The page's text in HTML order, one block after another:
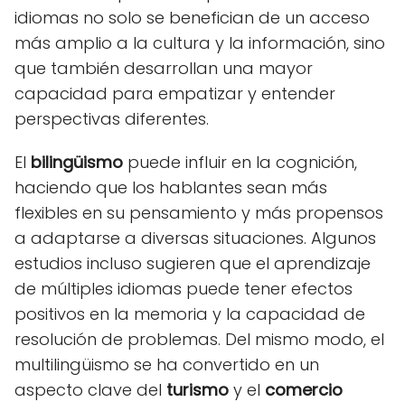
idiomas no solo se benefician de un acceso
más amplio a la cultura y la información, sino
que también desarrollan una mayor
capacidad para empatizar y entender
perspectivas diferentes.
El bilingüismo puede influir en la cognición,
haciendo que los hablantes sean más
flexibles en su pensamiento y más propensos
a adaptarse a diversas situaciones. Algunos
estudios incluso sugieren que el aprendizaje
de múltiples idiomas puede tener efectos
positivos en la memoria y la capacidad de
resolución de problemas. Del mismo modo, el
multilingüismo se ha convertido en un
aspecto clave del turismo y el comercio